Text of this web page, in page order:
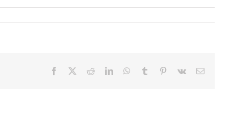
Facebook RedditLinkedInWhatsApp
Tumblr Pinterest
Vk Email